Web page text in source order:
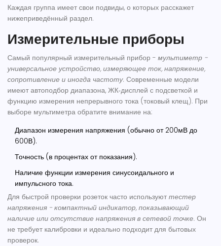
Каждая группа имеет свои подвиды, о которых расскажет
нижеприведённый раздел.
Измерительные приборы
Самый популярный измерительный прибор - мультиметр -
универсальное устройство, измеряющее ток, напряжение,
сопротивление и иногда частоту. Современные модели
имеют автоподбор диапазона, ЖК‑дисплей с подсветкой и
функцию измерения непрерывного тока (токовый клещ). При
выборе мультиметра обратите внимание на:
Диапазон измерения напряжения (обычно от 200мВ до
600В).
Точность (в процентах от показания).
Наличие функции измерения синусоидального и
импульсного тока.
Для быстрой проверки розеток часто используют тестер
напряжения - компактный индикатор, показывающий
наличие или отсутствие напряжения в сетевой точке. Он
не требует калибровки и идеально подходит для бытовых
проверок.